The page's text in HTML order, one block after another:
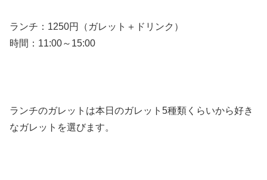
ランチ：1250円（ガレット＋ドリンク）
時間：11:00～15:00
ランチのガレットは本日のガレット5種類くらいから好き
なガレットを選びます。